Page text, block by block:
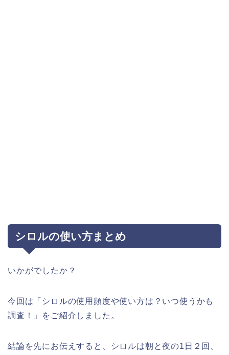
シロルの使い方まとめ
いかがでしたか？
今回は「シロルの使用頻度や使い方は？いつ使うかも
調査！」をご紹介しました。
結論を先にお伝えすると、 シロルは朝と夜の1日２回、